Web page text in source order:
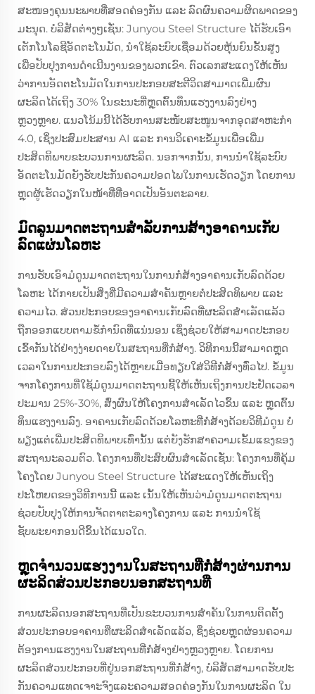
ສະໜອງຄຸນນະພາບທີ່ສອດຄ່ອງກັນ ແລະ ລົດຜົນຄວາມຜິດພາດຂອງ
ມະນຸດ. ບໍລິສັດຕ່າງໆເຊັ່ນ: Junyou Steel Structure ໄດ້ຮັບເອົາ
ເຕັກໂນໂລຊີອັດຕະໂນມັດ, ນຳໃຊ້ລະບົບເຊື່ອມດ້ວຍຫຸ້ນຍົນຂັ້ນສູງ
ເພື່ອປັບປຸງການດຳເນີນງານຂອງພວກເຂົາ. ຕົວເລກສະແດງໃຫ້ເຫັນ
ວ່າການອັດຕະໂນມັດໃນການປະກອບສະຕີວິດສາມາດເພີ່ມຜົນ
ຜະລິດໄດ້ເຖິງ 30% ໃນຂະນະທີ່ຫຼຸດຕົ້ນທຶນແຮງງານລົງຢ່າງ
ຫຼວງຫຼາຍ. ແນວໂນ້ມນີ້ໄດ້ຮັບການສະໜັບສະໜູນຈາກອຸດສາຫະກຳ
4.0, ເຊິ່ງປະສົມປະສານ AI ແລະ ການວິເຄາະຂໍ້ມູນເພື່ອເພີ່ມ
ປະສິດທິພາບຂະບວນການຜະລິດ. ນອກຈາກນັ້ນ, ການນຳໃຊ້ລະບົບ
ອັດຕະໂນມັດຍັງຮັບປະກັນຄວາມປອດໄພໃນການເຮັດວຽກ ໂດຍການ
ຫຼຸດຜູ້ເຮັດວຽກໃນໜ້າທີ່ທີ່ອາດເປັນອັນຕະລາຍ.
ມົດລູນມາດຕະຖານສຳລັບການສ້າງອາຄານເກັບ
ລົດແຜ່ນໂລຫະ
ການຮັບເອົາມໍດູນມາດຕະຖານໃນການກໍ່ສ້າງອາຄານເກັບລົດດ້ວຍ
ໂລຫະ ໄດ້ກາຍເປັນສິ່ງທີ່ມີຄວາມສໍາຄັນຫຼາຍຕໍ່ປະສິດທິພາບ ແລະ
ຄວາມໄວ. ສ່ວນປະກອບຂອງອາຄານເກັບລົດທີ່ຜະລິດສໍາເລັດແລ້ວ
ຖືກອອກແບບຕາມຂໍ້ກໍານົດທີ່ແນ່ນອນ ເຊິ່ງຊ່ວຍໃຫ້ສາມາດປະກອບ
ເຂົ້າກັນໄດ້ຢ່າງງ່າຍດາຍໃນສະຖານທີ່ກໍ່ສ້າງ. ວິທີການນີ້ສາມາດຫຼຸດ
ເວລາໃນການປະກອບລົງໄດ້ຫຼາຍເມື່ອທຽບໃສ່ວິທີກໍ່ສ້າງທົ່ວໄປ. ຂໍ້ມູນ
ຈາກໂຄງການທີ່ໃຊ້ມໍດູນມາດຕະຖານຊີ້ໃຫ້ເຫັນເຖິງການປະຢັດເວລາ
ປະມານ 25%-30%, ສົ່ງຜົນໃຫ້ໂຄງການສໍາເລັດໄວຂຶ້ນ ແລະ ຫຼຸດຕົ້ນ
ທຶນແຮງງານລົງ. ອາຄານເກັບລົດດ້ວຍໂລຫະທີ່ກໍ່ສ້າງດ້ວຍວິທີມໍດູນ ບໍ່
ພຽງແຕ່ເພີ່ມປະສິດທິພາບເທົ່ານັ້ນ ແຕ່ຍັງຮັກສາຄວາມເຂັ້ມແຂງຂອງ
ສະຖານະລວມຕົວ. ໂຄງການທີ່ປະສົບຜົນສໍາເລັດເຊັ່ນ: ໂຄງການທີ່ຄຸ້ມ
ໂຄງໂດຍ Junyou Steel Structure ໄດ້ສະແດງໃຫ້ເຫັນເຖິງ
ປະໂຫຍດຂອງວິທີການນີ້ ແລະ ເນັ້ນໃຫ້ເຫັນວ່າມໍດູນມາດຕະຖານ
ຊ່ວຍປັບປຸງໃຫ້ການຈັດຕາຕະລາງໂຄງການ ແລະ ການນໍາໃຊ້
ຊັບພະຍາກອນດີຂຶ້ນໄດ້ແນວໃດ.
ຫຼຸດຈໍານວນແຮງງານໃນສະຖານທີ່ກໍ່ສ້າງຜ່ານການ
ຜະລິດສ່ວນປະກອບນອກສະຖານທີ່
ການຜະລິດນອກສະຖານທີ່ເປັນຂະບວນການສໍາຄັນໃນການຕິດຕັ້ງ
ສ່ວນປະກອບອາຄານທີ່ຜະລິດສໍາເລັດແລ້ວ, ຊຶ່ງຊ່ວຍຫຼຸດຜ່ອນຄວາມ
ຕ້ອງການແຮງງານໃນສະຖານທີ່ກໍ່ສ້າງຢ່າງຫຼວງຫຼາຍ. ໂດຍການ
ຜະລິດສ່ວນປະກອບທີ່ຢູ່ນອກສະຖານທີ່ກໍ່ສ້າງ, ບໍລິສັດສາມາດຮັບປະ
ກັນຄວາມແທດເຈາະຈົງແລະຄວາມສອດຄ່ອງກັນໃນການຜະລິດ ໃນ